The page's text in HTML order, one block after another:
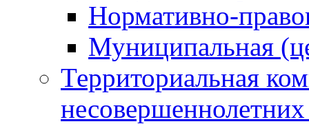
Нормативно-
Муниципальная
Территориальная